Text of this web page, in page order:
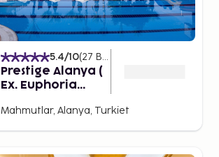
5.4/10(27 Betyg
Prestige Alanya (
Ex. Euphoria
Alanya ) - All
Mahmutlar, Alanya, Turkiet